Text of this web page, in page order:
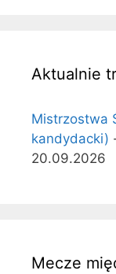
Aktualnie
Mistrzostwa
kandydacki)
20.09.2026
Mecze